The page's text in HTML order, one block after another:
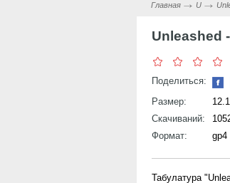
Главная U
Unleashed
Поделиться:
Размер:
Скачиваний:
Формат:
gp4
Табулатура